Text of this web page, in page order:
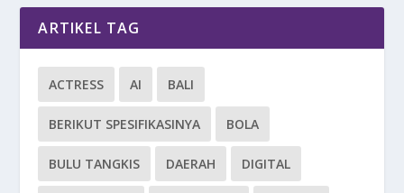
ARTIKEL TAG
ACTRESS AI BALI
BERIKUT SPESIFIKASINYA BOLA
BULU TANGKIS DAERAH DIGITAL